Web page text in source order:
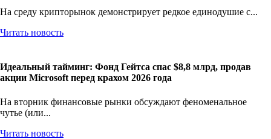
На среду крипторынок демонстрирует редкое единодушие с...
Читать новость
Идеальный тайминг: Фонд Гейтса спас $8,8 млрд, продав
акции Microsoft перед крахом 2026 года
На вторник финансовые рынки обсуждают феноменальное
чутье (или...
Читать новость